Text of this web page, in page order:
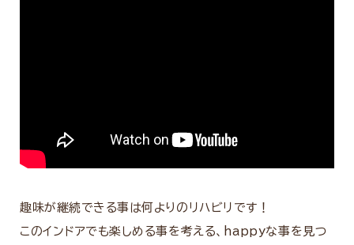
趣味が継続できる事は何よりのリハビリです！
このインドアでも楽しめる事を考える、happyな事を見つ